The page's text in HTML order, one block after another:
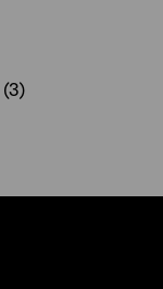
(3)